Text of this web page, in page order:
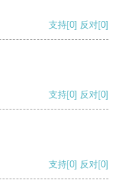
支持[0] 反对[0]
支持[0] 反对[0]
支持[0] 反对[0]